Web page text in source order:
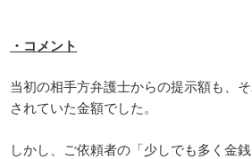
・コメント
当初の相手方弁護士からの提示額も、
されていた金額でした。
しかし、ご依頼者の「少しでも多く金